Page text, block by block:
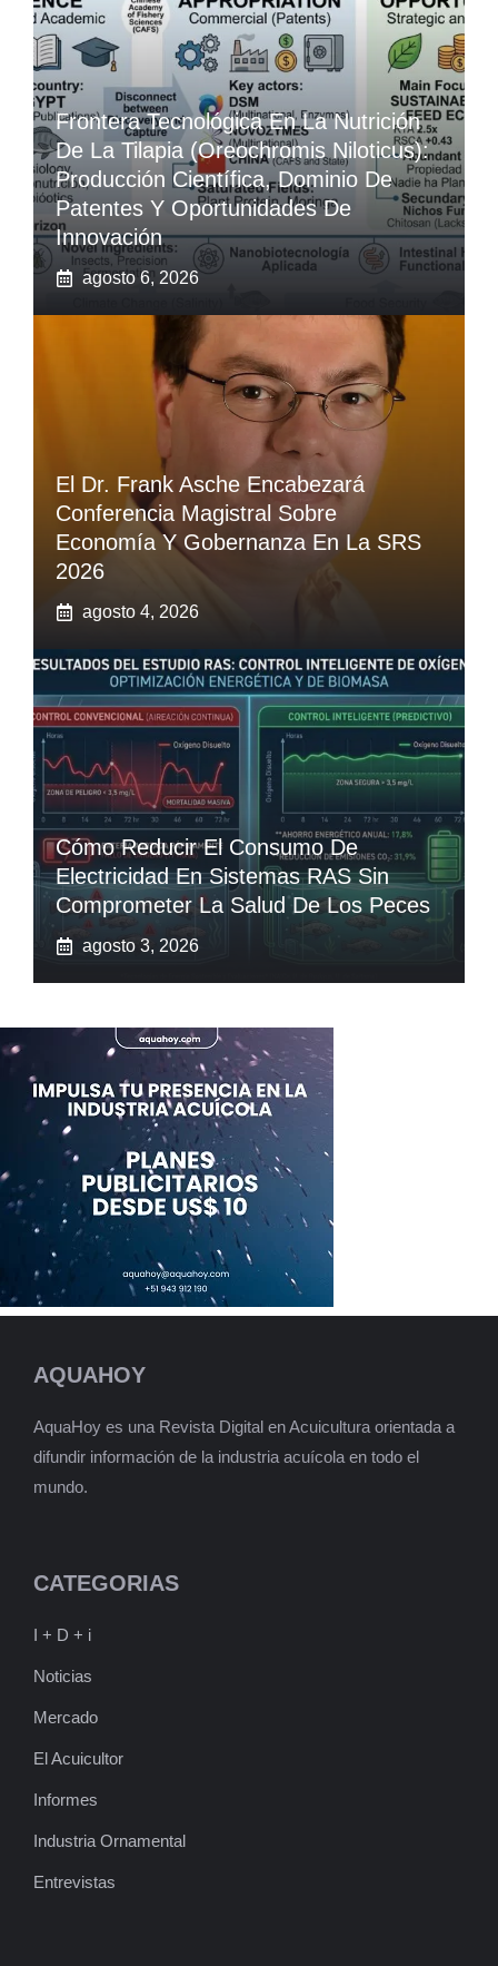
Frontera Tecnológica En La Nutrición
De La Tilapia (Oreochromis Niloticus):
Producción Científica, Dominio De
Patentes Y Oportunidades De
Innovación
agosto 6, 2026
El Dr. Frank Asche Encabezará
Conferencia Magistral Sobre
Economía Y Gobernanza En La SRS
2026
agosto 4, 2026
Cómo Reducir El Consumo De
Electricidad En Sistemas RAS Sin
Comprometer La Salud De Los Peces
agosto 3, 2026
AQUAHOY
AquaHoy es una Revista Digital en Acuicultura orientada a
difundir información de la industria acuícola en todo el
mundo.
CATEGORIAS
I + D + i
Noticias
Mercado
El Acuicultor
Informes
Industria Ornamental
Entrevistas